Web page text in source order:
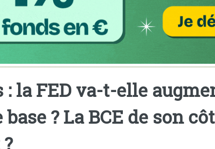
la FED va-t-elle
? La BCE de son